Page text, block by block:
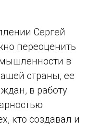
Сергей
переоценить
в
страны, ее
в работу
кто создавал и